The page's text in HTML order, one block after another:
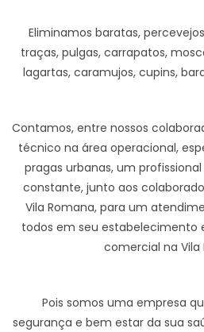
Eliminamos baratas,
traças, pulgas, carrapatos,
lagartas, caramujos, cupins,
Contamos, entre nossos
técnico na área operacional,
pragas urbanas, um
constante, junto aos
Vila Romana, para um
todos em seu estabelecimento
comercial na Vila
Pois somos uma empresa
segurança e bem estar da sua